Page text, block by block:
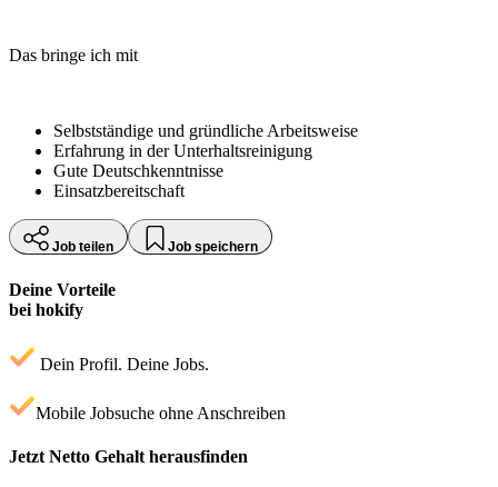
Das bringe ich mit
Selbstständige und gründliche Arbeitsweise
Erfahrung in der Unterhaltsreinigung
Gute Deutschkenntnisse
Einsatzbereitschaft
Job teilen Job speichern
Deine Vorteile
bei hokify
Dein Profil. Deine Jobs.
Mobile Jobsuche ohne Anschreiben
Jetzt Netto Gehalt herausfinden